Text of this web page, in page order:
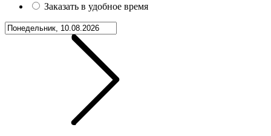
Заказать в удобное время